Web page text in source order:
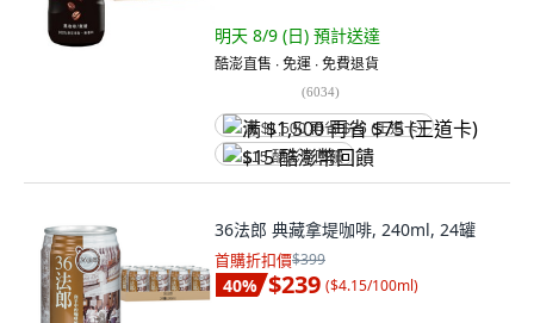
明天 8/9 (日) 預計送達
酷澎直售 ∙ 免運 ∙ 免費退貨
(6034)
满 $1,500 再省 $75 (王道卡)
$15 酷澎幣回饋
36法郎 典藏拿堤咖啡, 240ml, 24罐
首購折扣價$399
40% $239 ($4.15/100ml)